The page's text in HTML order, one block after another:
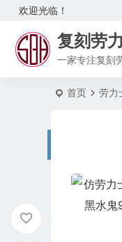
欢迎光临！
复刻劳
一家专注复刻
首页 劳力